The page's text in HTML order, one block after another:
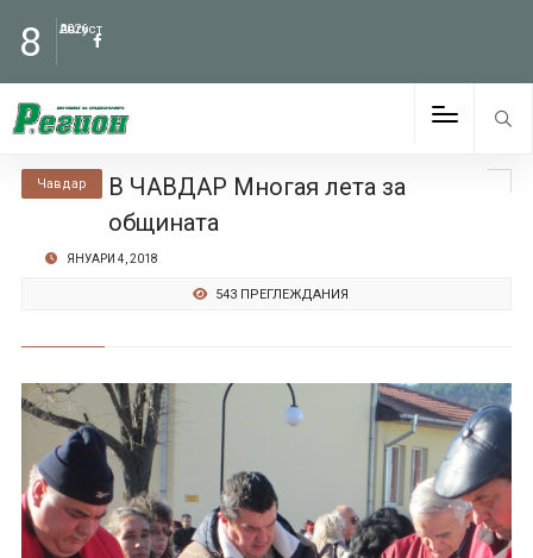
8 Август
2026
Чавдар
В ЧАВДАР Многая лета за
общината
ЯНУАРИ 4, 2018
543 ПРЕГЛЕЖДАНИЯ